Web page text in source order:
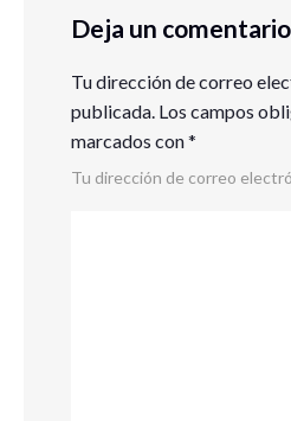
Deja un comentario
Tu dirección de correo
publicada. Los campos
marcados con*
Tu dirección de correo